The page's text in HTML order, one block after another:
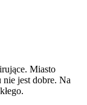
Miasto
jest dobre. Na